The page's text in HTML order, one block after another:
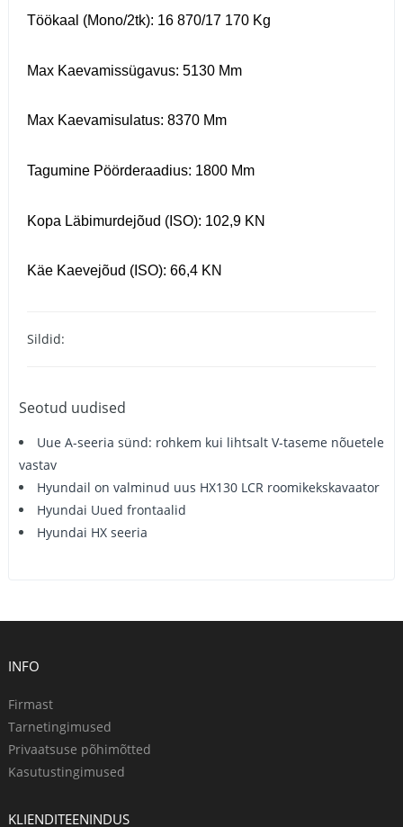
Töökaal (mono/2tk): 16 870/17 170 Kg
Max Kaevamissügavus: 5130 Mm
Max Kaevamisulatus: 8370 Mm
Tagumine Pöörderaadius: 1800 Mm
Kopa Läbimurdejõud (ISO): 102,9 KN
Käe Kaevejõud (ISO): 66,4 KN
Sildid:
Seotud uudised
Uue A-seeria sünd: rohkem kui lihtsalt V-taseme nõuetele
vastav
Hyundail on valminud uus HX130 LCR roomikekskavaator
Hyundai Uued frontaalid
Hyundai HX seeria
INFO
Firmast
Tarnetingimused
Privaatsuse põhimõtted
Kasutustingimused
KLIENDITEENINDUS